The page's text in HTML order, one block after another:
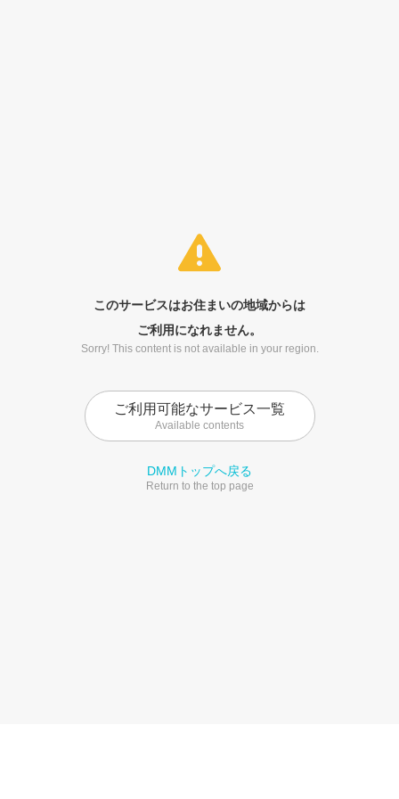
このサービスはお住まいの地域からは
ご利用になれません。
Sorry! This content is not available in your region.
ご利用可能なサービス一覧
Available contents
DMMトップへ戻る
Return to the top page